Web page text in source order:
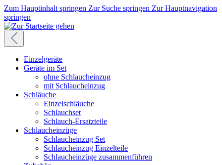
Zum Hauptinhalt springen Zur Suche springen Zur Hauptnavigation
springen
Einzelgeräte
Geräte im Set
ohne Schlaucheinzug
mit Schlaucheinzug
Schläuche
Einzelschläuche
Schlauchset
Schlauch-Ersatzteile
Schlaucheinzüge
Schlaucheinzug Set
Schlaucheinzug Einzelteile
Schlaucheinzüge zusammenführen